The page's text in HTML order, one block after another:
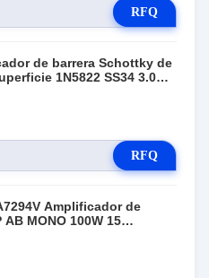
RFQ
de barrera Schottky de
1N5822 SS34 3.0A
RFQ
Amplificador de
MONO 100W 15